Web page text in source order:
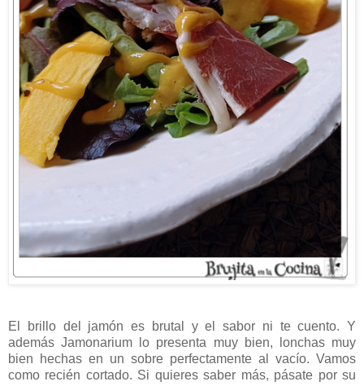
El brillo del jamón es brutal y el sabor ni te cuento. Y
además Jamonarium lo presenta muy bien, lonchas muy
bien hechas en un sobre perfectamente al vacío. Vamos
como recién cortado. Si quieres saber más, pásate por su